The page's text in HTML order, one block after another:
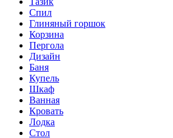
Спил
Глиняный горшок
Корзина
Пергола
Дизайн
Баня
Купель
Шкаф
Ванная
Кровать
Лодка
Стол